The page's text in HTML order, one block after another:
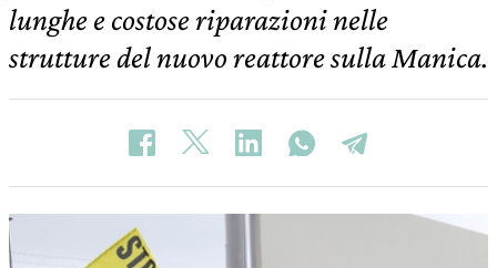
lunghe e costose riparazioni nelle
strutture del nuovo reattore sulla Manica.